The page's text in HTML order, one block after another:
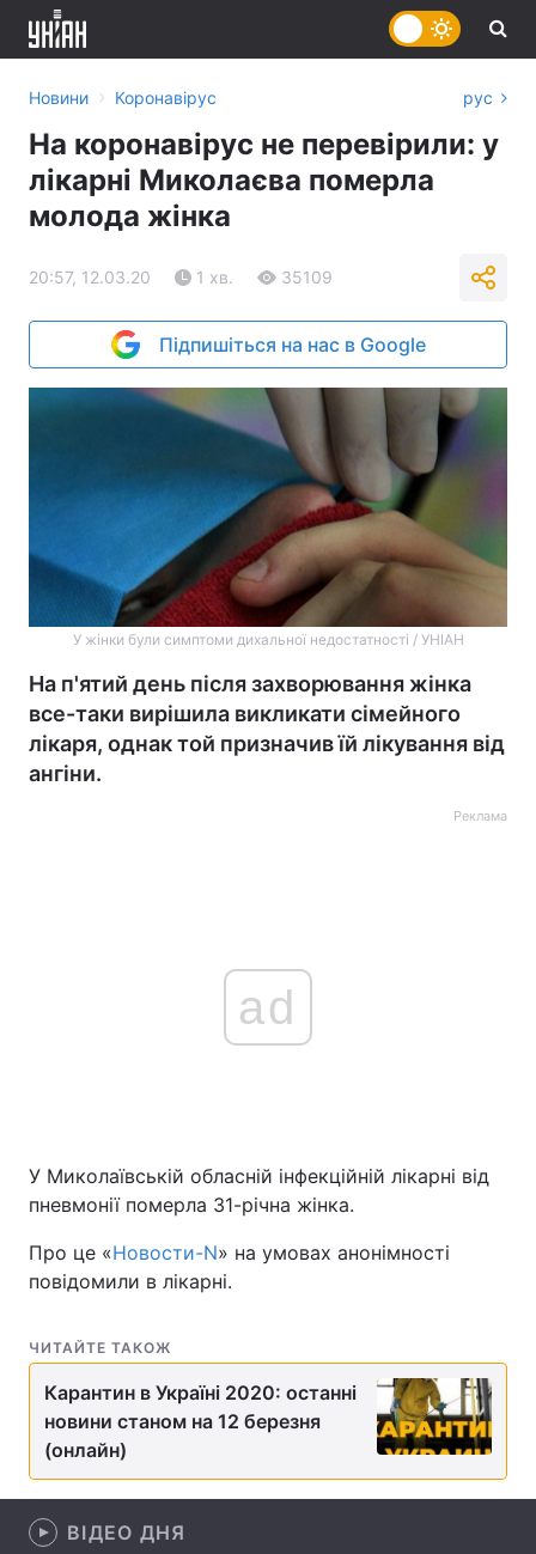
Головна Війна
Економіка
Техно і зв'язок Лайт
Цікавинки
Новини › Коронавірус рус
На коронавірус не перевірили: у
лікарні Миколаєва померла
молода жінка
20:57, 12.03.20 1 хв. 35109
Підпишіться на нас в Google
У жінки були симптоми дихальної недостатності / УНІАН
На п'ятий день після захворювання жінка
все-таки вирішила викликати сімейного
лікаря, однак той призначив їй лікування від
ангіни.
Реклама
ad
У Миколаївській обласній інфекційній лікарні від
пневмонії померла 31-річна жінка.
Про це «Новости-N» на умовах анонімності
повідомили в лікарні.
ЧИТАЙТЕ ТАКОЖ
Карантин в Україні 2020: останні
новини станом на 12 березня
(онлайн)
ВІДЕО ДНЯ